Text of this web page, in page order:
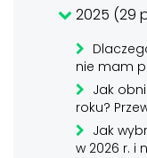
2025 (29
nie mam
Jak
roku?
Jak
w 2026 r. i